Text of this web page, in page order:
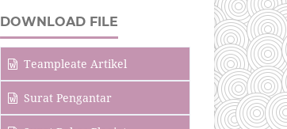
DOWNLOAD FILE
Teampleate Artikel
Surat Pengantar